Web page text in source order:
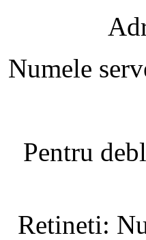
Numele
Pentru
Retineti: